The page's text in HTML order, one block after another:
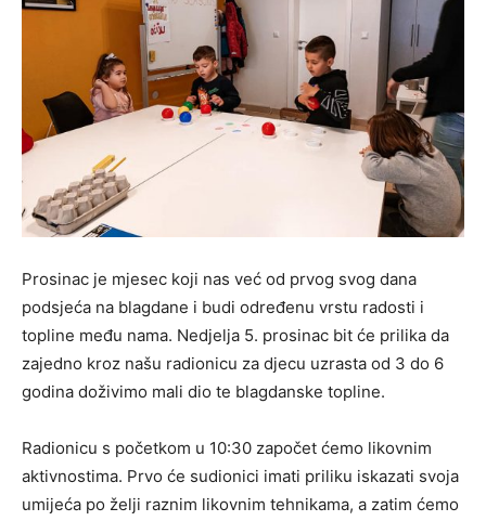
Prosinac je mjesec koji nas već od prvog svog dana
podsjeća na blagdane i budi određenu vrstu radosti i
topline među nama. Nedjelja 5. prosinac bit će prilika da
zajedno kroz našu radionicu za djecu uzrasta od 3 do 6
godina doživimo mali dio te blagdanske topline.
Radionicu s početkom u 10:30 započet ćemo likovnim
aktivnostima. Prvo će sudionici imati priliku iskazati svoja
umijeća po želji raznim likovnim tehnikama, a zatim ćemo